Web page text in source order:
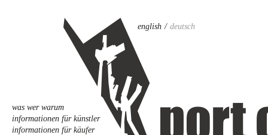
english deutsch
was wer warum
informationen für künstler
informationen für käufer